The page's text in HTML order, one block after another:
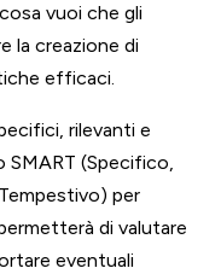
vuoi che gli
la creazione di
efficaci.
rilevanti e
SMART (Specifico,
per
di valutare
eventuali